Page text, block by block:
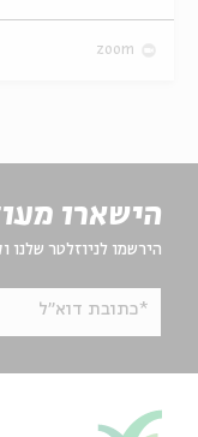
zoom
הישארו
הירשמו לניוזלטר שלנו
*כתובת דוא"ל